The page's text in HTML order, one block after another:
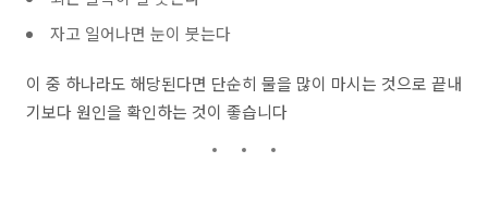
자고 일어나면 눈이 붓는다
이 중 하나라도 해당된다면 단순히 물을 많이 마시는 것으로 끝내
기보다 원인을 확인하는 것이 좋습니다